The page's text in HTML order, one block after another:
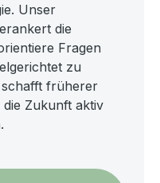
Unser
die
Fragen
zu
früherer
Zukunft aktiv